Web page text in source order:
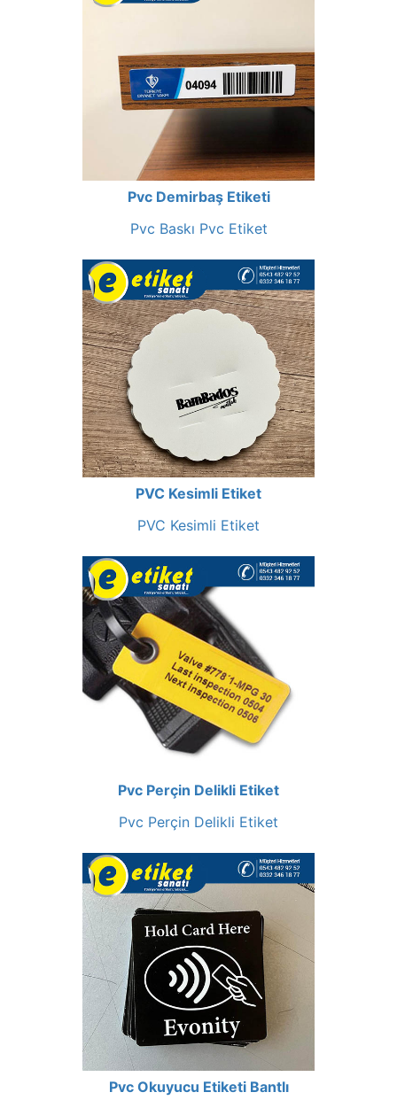
Pvc Demirbaş Etiketi
Pvc Baskı Pvc Etiket
PVC Kesimli Etiket
PVC Kesimli Etiket
Pvc Perçin Delikli Etiket
Pvc Perçin Delikli Etiket
Pvc Okuyucu Etiketi Bantlı